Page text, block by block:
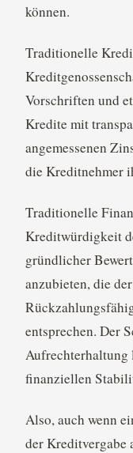
können.
Traditionelle
Vorschriften und
Kredite mit
angemessenen
die Kreditnehmer
Traditionelle
Kreditwürdigkeit
gründlicher
anzubieten, die
entsprechen. Der
finanziellen
Also, auch wenn
der Kreditvergabe